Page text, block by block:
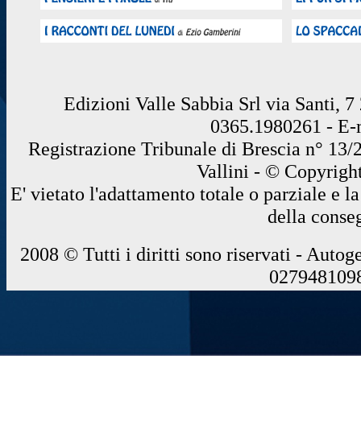
Edizioni Valle Sabbia Srl via Santi, 7
0365.1980261 -
Registrazione Tribunale di Brescia n°
Vallini - ©
E' vietato l'adattamento totale o parziale e
della
2008 © Tutti i diritti sono riservati -